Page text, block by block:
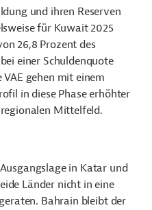
und ihren Reserven
für Kuwait 2025
26,8 Prozent des
einer Schuldenquote
gehen mit einem
in diese Phase erhöhter
Mittelfeld.
in Katar und
Länder nicht in eine
Bahrain bleibt der